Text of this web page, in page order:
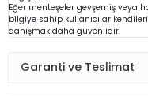
Eğer menteşeler gevşemiş veya
bilgiye sahip kullanıcılar
danışmak daha güvenlidir.
Garanti ve Teslimat